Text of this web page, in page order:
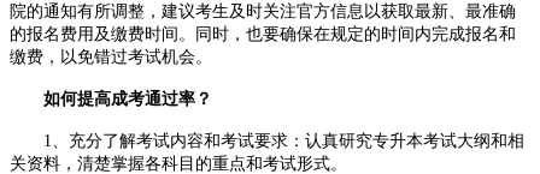
院的通知有所调整，建议考生及时关注官方信息以获取最新、最准确
的报名费用及缴费时间。同时，也要确保在规定的时间内完成报名和
缴费，以免错过考试机会。
如何提高成考通过率？
1、充分了解考试内容和考试要求：认真研究专升本考试大纲和相
关资料，清楚掌握各科目的重点和考试形式。